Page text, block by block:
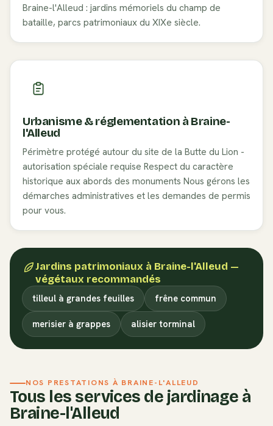
Braine-l'Alleud : jardins mémoriels du champ de
bataille, parcs patrimoniaux du XIXe siècle.
Urbanisme & réglementation à Braine-
l'Alleud
Périmètre protégé autour du site de la Butte du Lion -
autorisation spéciale requise Respect du caractère
historique aux abords des monuments Nous gérons les
démarches administratives et les demandes de permis
pour vous.
Jardins patrimoniaux à Braine-l'Alleud —
végétaux recommandés
tilleul à grandes feuilles frêne commun
merisier à grappes alisier torminal
NOS PRESTATIONS À BRAINE-L'ALLEUD
Tous les services de jardinage à
Braine-l'Alleud